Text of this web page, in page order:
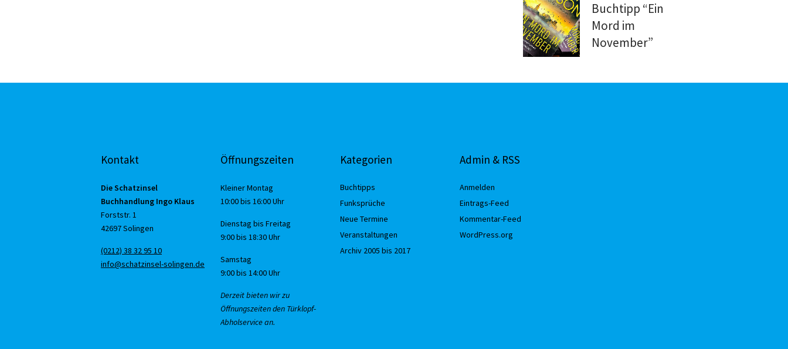
Buchtipp “Ein
Mord im
November”
Kontakt
Die Schatzinsel
Buchhandlung Ingo Klaus
Forststr. 1
42697 Solingen
(0212) 38 32 95 10
info@schatzinsel-solingen.de
Öffnungszeiten
Kleiner Montag
10:00 bis 16:00 Uhr
Dienstag bis Freitag
9:00 bis 18:30 Uhr
Samstag
9:00 bis 14:00 Uhr
Derzeit bieten wir zu
Öffnungszeiten den Türklopf-
Abholservice an.
Kategorien
Buchtipps
Funksprüche
Neue Termine
Veranstaltungen
Archiv 2005 bis 2017
Admin & RSS
Anmelden
Eintrags-Feed
Kommentar-Feed
WordPress.org